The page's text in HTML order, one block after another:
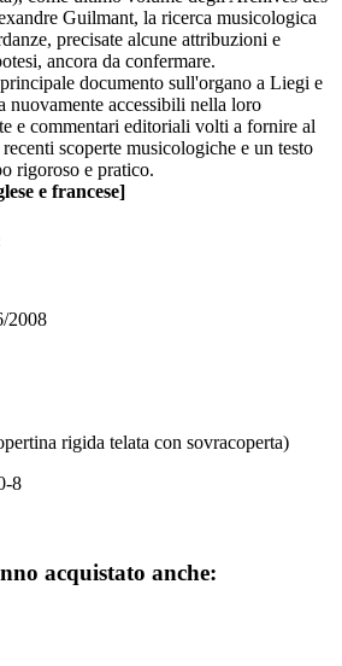
Guilmant, la ricerca musicologica
precisate alcune attribuzioni e
ancora da confermare.
documento sull'organo a Liegi e
nuovamente accessibili nella loro
e commentari editoriali volti a fornire al
scoperte musicologiche e un testo
rigoroso e pratico.
e francese]
2008
rigida telata con sovracoperta)
8
acquistato anche: